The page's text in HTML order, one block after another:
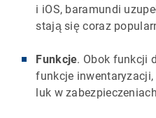
i iOS, baramundi
stają się coraz
Funkcje. Obok funkcji
funkcje
luk w